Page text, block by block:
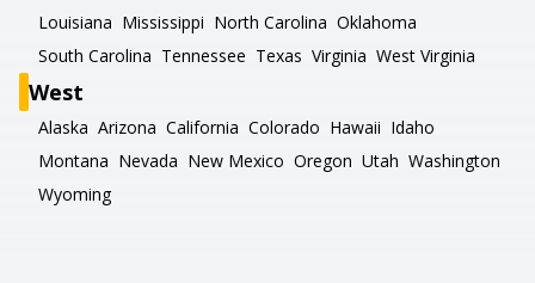
Louisiana Mississippi North Carolina Oklahoma
South Carolina Tennessee Texas Virginia West Virginia
West
Alaska Arizona California Colorado Hawaii Idaho
Montana Nevada New Mexico Oregon Utah Washington
Wyoming